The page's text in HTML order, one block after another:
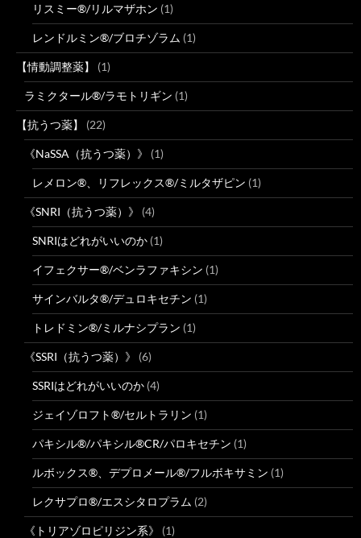
リスミー®/リルマザホン (1)
レンドルミン®/ブロチゾラム (1)
【情動調整薬】 (1)
ラミクタール®/ラモトリギン (1)
【抗うつ薬】 (22)
《NaSSA（抗うつ薬）》 (1)
レメロン®、リフレックス®/ミルタザピン (1)
《SNRI（抗うつ薬）》 (4)
SNRIはどれがいいのか (1)
イフェクサー®/ベンラファキシン (1)
サインバルタ®/デュロキセチン (1)
トレドミン®/ミルナシプラン (1)
《SSRI（抗うつ薬）》 (6)
SSRIはどれがいいのか (4)
ジェイゾロフト®/セルトラリン (1)
パキシル®/パキシル®CR/パロキセチン (1)
ルボックス®、デプロメール®/フルボキサミン (1)
レクサプロ®/エスシタロプラム (2)
《トリアゾロピリジン系》 (1)